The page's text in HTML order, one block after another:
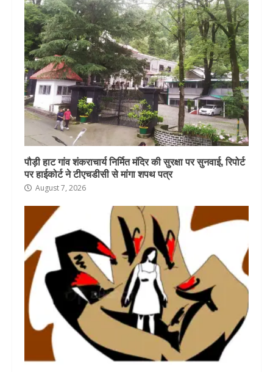
पौड़ी हाट गांव शंकराचार्य निर्मित मंदिर की सुरक्षा पर सुनवाई, रिपोर्ट
पर हाईकोर्ट ने टीएचडीसी से मांगा शपथ पत्र
August 7, 2026